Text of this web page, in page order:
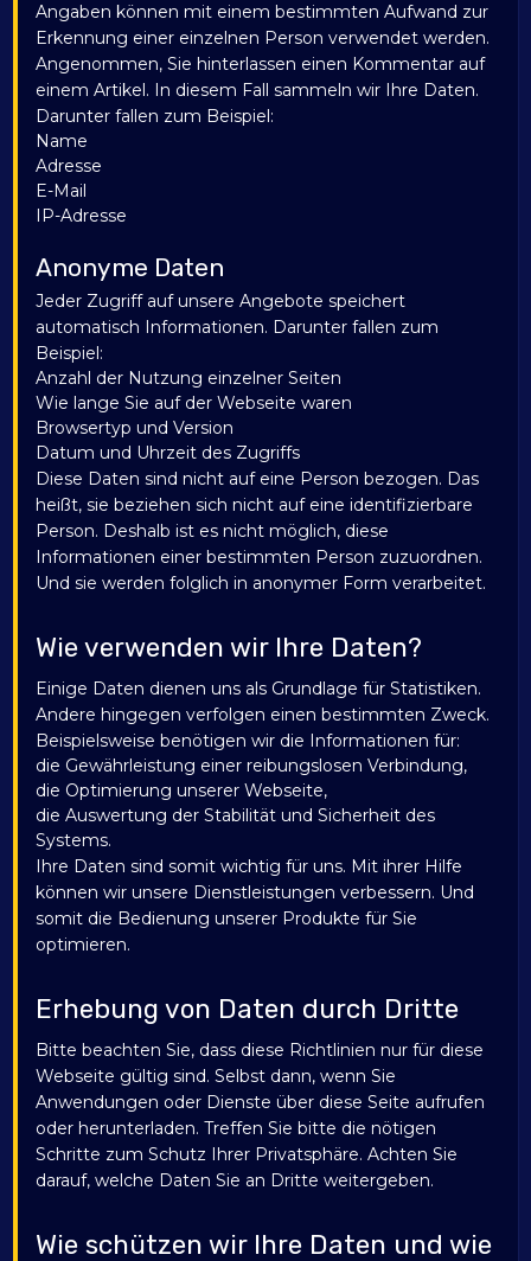
Angaben können mit einem bestimmten Aufwand zur
Erkennung einer einzelnen Person verwendet werden.
Angenommen, Sie hinterlassen einen Kommentar auf
einem Artikel. In diesem Fall sammeln wir Ihre Daten.
Darunter fallen zum Beispiel:
Name
Adresse
E-Mail
IP-Adresse
Anonyme Daten
Jeder Zugriff auf unsere Angebote speichert
automatisch Informationen. Darunter fallen zum
Beispiel:
Anzahl der Nutzung einzelner Seiten
Wie lange Sie auf der Webseite waren
Browsertyp und Version
Datum und Uhrzeit des Zugriffs
Diese Daten sind nicht auf eine Person bezogen. Das
heißt, sie beziehen sich nicht auf eine identifizierbare
Person. Deshalb ist es nicht möglich, diese
Informationen einer bestimmten Person zuzuordnen.
Und sie werden folglich in anonymer Form verarbeitet.
Wie verwenden wir Ihre Daten?
Einige Daten dienen uns als Grundlage für Statistiken.
Andere hingegen verfolgen einen bestimmten Zweck.
Beispielsweise benötigen wir die Informationen für:
die Gewährleistung einer reibungslosen Verbindung,
die Optimierung unserer Webseite,
die Auswertung der Stabilität und Sicherheit des
Systems.
Ihre Daten sind somit wichtig für uns. Mit ihrer Hilfe
können wir unsere Dienstleistungen verbessern. Und
somit die Bedienung unserer Produkte für Sie
optimieren.
Erhebung von Daten durch Dritte
Bitte beachten Sie, dass diese Richtlinien nur für diese
Webseite gültig sind. Selbst dann, wenn Sie
Anwendungen oder Dienste über diese Seite aufrufen
oder herunterladen. Treffen Sie bitte die nötigen
Schritte zum Schutz Ihrer Privatsphäre. Achten Sie
darauf, welche Daten Sie an Dritte weitergeben.
Wie schützen wir Ihre Daten und wie